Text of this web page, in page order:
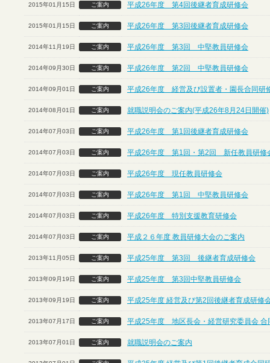
2015年01月15日 ご案内 平成26年度 第4回後継者育成研修会
2015年01月15日 ご案内 平成26年度 第3回後継者育成研修会
2014年11月19日 ご案内 平成26年度 第3回 中堅教員研修会
2014年09月30日 ご案内 平成26年度 第2回 中堅教員研修会
2014年09月01日 ご案内 平成26年度 経営及び設置者・園長合同研
2014年08月01日 ご案内 就職説明会のご案内(平成26年8月24日開催)
2014年07月03日 ご案内 平成26年度 第1回後継者育成研修会
2014年07月03日 ご案内 平成26年度 第1回・第2回 新任教員研修
2014年07月03日 ご案内 平成26年度 現任教員研修会
2014年07月03日 ご案内 平成26年度 第1回 中堅教員研修会
2014年07月03日 ご案内 平成26年度 特別支援教育研修会
2014年07月03日 ご案内 平成２６年度 教員研修大会のご案内
2013年11月05日 ご案内 平成25年度 第3回 後継者育成研修会
2013年09月19日 ご案内 平成25年度 第3回中堅教員研修会
2013年09月19日 ご案内 平成25年度 経営及び第2回後継者育成研修
2013年07月17日 ご案内 平成25年度 地区長会・経営研究委員会 合
2013年07月01日 ご案内 就職説明会のご案内